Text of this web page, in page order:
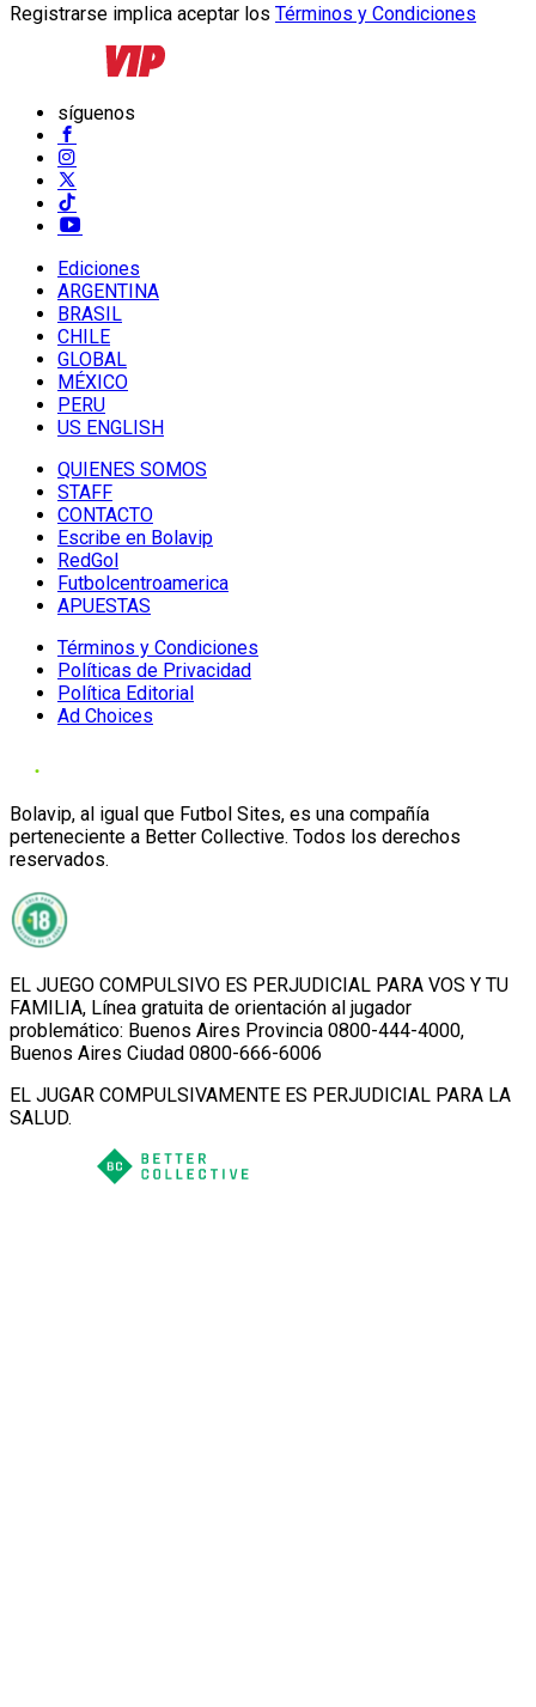
Registrarse implica aceptar los Términos y Condiciones
síguenos
Ediciones
ARGENTINA
BRASIL
CHILE
GLOBAL
MÉXICO
PERU
US ENGLISH
QUIENES SOMOS
STAFF
CONTACTO
Escribe en Bolavip
RedGol
Futbolcentroamerica
APUESTAS
Términos y Condiciones
Políticas de Privacidad
Política Editorial
Ad Choices
Bolavip, al igual que Futbol Sites, es una compañía
perteneciente a Better Collective. Todos los derechos
reservados.
EL JUEGO COMPULSIVO ES PERJUDICIAL PARA VOS Y TU
FAMILIA, Línea gratuita de orientación al jugador
problemático: Buenos Aires Provincia 0800-444-4000,
Buenos Aires Ciudad 0800-666-6006
EL JUGAR COMPULSIVAMENTE ES PERJUDICIAL PARA LA
SALUD.